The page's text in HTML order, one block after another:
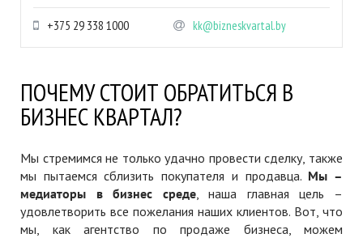
+375 29 338 1000 kk@bizneskvartal.by
ПОЧЕМУ СТОИТ ОБРАТИТЬСЯ В
БИЗНЕС КВАРТАЛ?
Мы стремимся не только удачно провести сделку, также
мы пытаемся сблизить покупателя и продавца. Мы –
медиаторы в бизнес среде, наша главная цель –
удовлетворить все пожелания наших клиентов. Вот, что
мы, как агентство по продаже бизнеса, можем